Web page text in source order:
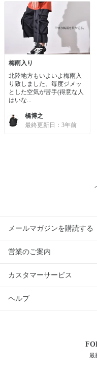
梅雨入り
北陸地方もいよいよ梅雨入
り致しました。毎度ジメッ
とした空気が苦手(得意な人
はいな...
橘博之
最終更新日：3年前
メールマガジンを購読する
営業のご案内
カスタマーサービス
ヘルプ
最